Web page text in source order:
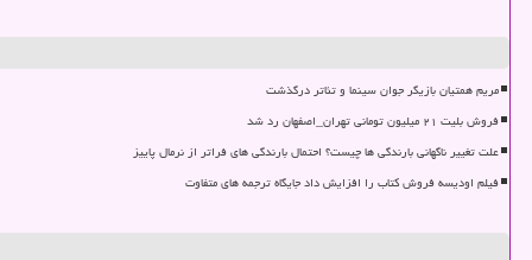
مریم همتیان بازیگر جوان سینما و تئاتر درگذشت
فروش بلیت ۲۱ میلیون تومانی تهران_اصفهان رد شد
علت تغییر ناگهانی بارندگی ها چیست؟ احتمال بارندگی های فراتر از نرمال پاییز
فیلم اودیسه فروش کتاب را افزایش داد جایگاه ترجمه های متفاوت